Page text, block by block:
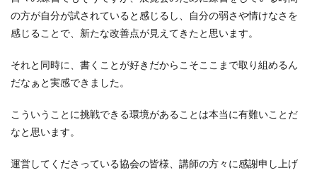
の方が自分が試されていると感じるし、自分の弱さや情けなさを
感じることで、新たな改善点が見えてきたと思います。
それと同時に、書くことが好きだからこそここまで取り組めるん
だなぁと実感できました。
こういうことに挑戦できる環境があることは本当に有難いことだ
なと思います。
運営してくださっている協会の皆様、講師の方々に感謝申し上げ